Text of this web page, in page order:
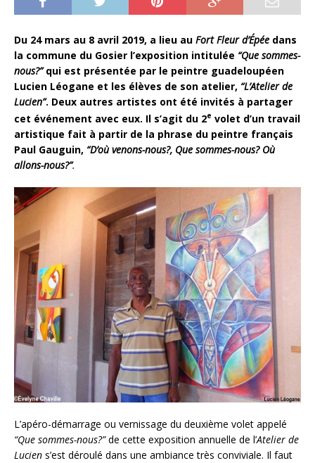
Du 24 mars au 8 avril 2019, a lieu au Fort Fleur d’Épée dans
la commune du Gosier l’exposition intitulée “Que sommes-
nous?”qui est présentée par le peintre guadeloupéen
Lucien Léogane et les élèves de son atelier, “L’Atelier de
Lucien”. Deux autres artistes ont été invités à partager
cet événement avec eux. Il s’agit du 2e volet d’un travail
artistique fait à partir de la phrase du peintre français
Paul Gauguin, “D’où venons-nous?, Que sommes-nous? Où
allons-nous?”.
L’apéro-démarrage ou vernissage du deuxième volet appelé
“Que sommes-nous?”de cette exposition annuelle de l’Atelier de
Lucien s’est déroulé dans une ambiance très conviviale. Il faut